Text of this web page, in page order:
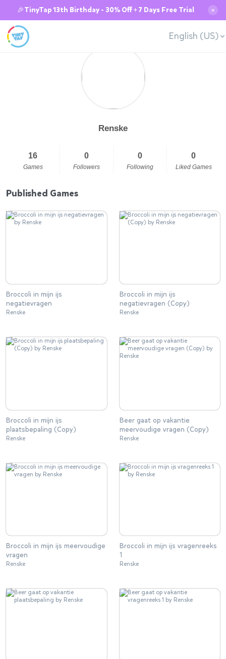
🎉TinyTap 13th Birthday - 30% Off + 7 Days Free Trial ✕
English (US)
Renske
16
Games
0
Followers
0
Following
0
Liked Games
Published Games
Broccoli in mijn ijs
negatievragen
Renske
Broccoli in mijn ijs
negatievragen (Copy)
Renske
Broccoli in mijn ijs
plaatsbepaling (Copy)
Renske
Beer gaat op vakantie
meervoudige vragen (Copy)
Renske
Broccoli in mijn ijs meervoudige
vragen
Renske
Broccoli in mijn ijs vragenreeks
1
Renske